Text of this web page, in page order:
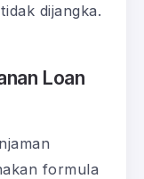
dijangka.
Loan
formula